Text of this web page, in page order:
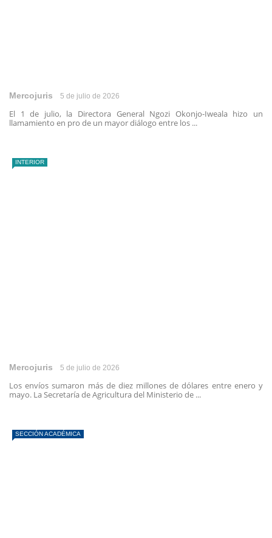
Mercojuris 5 de julio de 2026
El 1 de julio, la Directora General Ngozi Okonjo-Iweala hizo un
llamamiento en pro de un mayor diálogo entre los ...
INTERIOR
Mercojuris 5 de julio de 2026
Los envíos sumaron más de diez millones de dólares entre enero y
mayo. La Secretaría de Agricultura del Ministerio de ...
SECCIÓN ACADÉMICA